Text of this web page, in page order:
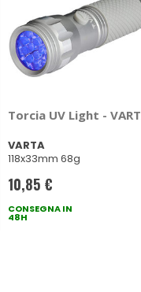
Torcia UV Light -
VARTA
118x33mm 68g
10,85 €
CONSEGNA IN
48H